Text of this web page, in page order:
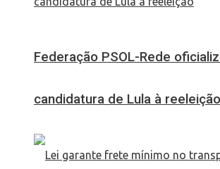
Federação PSOL-Rede
candidatura de Lula à reeleição